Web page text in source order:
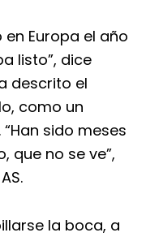
Europa el año
listo”, dice
descrito el
como un
sido meses
que no se ve”,
la boca, a